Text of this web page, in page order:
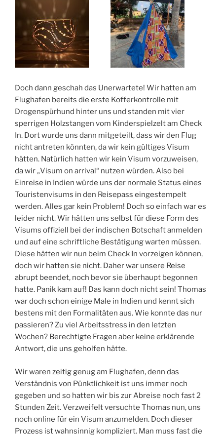
Doch dann geschah das Unerwartete! Wir hatten am
Flughafen bereits die erste Kofferkontrolle mit
Drogenspürhund hinter uns und standen mit vier
sperrigen Holzstangen vom Kinderspielzelt am Check
In. Dort wurde uns dann mitgeteilt, dass wir den Flug
nicht antreten könnten, da wir kein gültiges Visum
hätten. Natürlich hatten wir kein Visum vorzuweisen,
da wir „Visum on arrival“ nutzen würden. Also bei
Einreise in Indien würde uns der normale Status eines
Touristenvisums in den Reisepass eingestempelt
werden. Alles gar kein Problem! Doch so einfach war es
leider nicht. Wir hätten uns selbst für diese Form des
Visums offiziell bei der indischen Botschaft anmelden
und auf eine schriftliche Bestätigung warten müssen.
Diese hätten wir nun beim Check In vorzeigen können,
doch wir hatten sie nicht. Daher war unsere Reise
abrupt beendet, noch bevor sie überhaupt begonnen
hatte. Panik kam auf! Das kann doch nicht sein! Thomas
war doch schon einige Male in Indien und kennt sich
bestens mit den Formalitäten aus. Wie konnte das nur
passieren? Zu viel Arbeitsstress in den letzten
Wochen? Berechtigte Fragen aber keine erklärende
Antwort, die uns geholfen hätte.
Wir waren zeitig genug am Flughafen, denn das
Verständnis von Pünktlichkeit ist uns immer noch
gegeben und so hatten wir bis zur Abreise noch fast 2
Stunden Zeit. Verzweifelt versuchte Thomas nun, uns
noch online für ein Visum anzumelden. Doch dieser
Prozess ist wahnsinnig kompliziert. Man muss fast die